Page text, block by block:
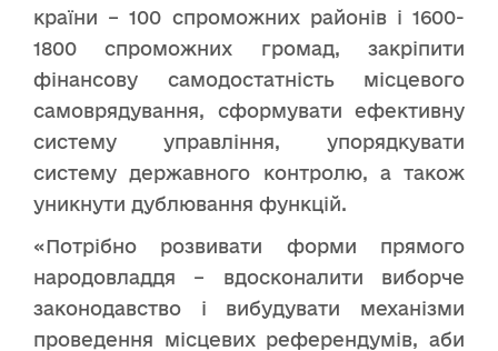
країни – 100 спроможних районів і 1600-
1800 спроможних громад, закріпити
фінансову самодостатність місцевого
самоврядування, сформувати ефективну
систему управління, упорядкувати
систему державного контролю, а також
уникнути дублювання функцій.
«Потрібно розвивати форми прямого
народовладдя – вдосконалити виборче
законодавство і вибудувати механізми
проведення місцевих референдумів, аби